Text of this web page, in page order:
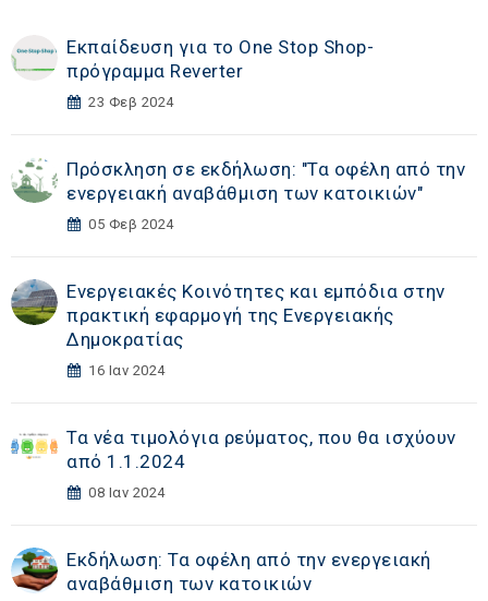
Εκπαίδευση για το One Stop Shop-
πρόγραμμα Reverter
23 Φεβ 2024
Πρόσκληση σε εκδήλωση: "Τα οφέλη από την
ενεργειακή αναβάθμιση των κατοικιών"
05 Φεβ 2024
Ενεργειακές Κοινότητες και εμπόδια στην
πρακτική εφαρμογή της Ενεργειακής
Δημοκρατίας
16 Ιαν 2024
Τα νέα τιμολόγια ρεύματος, που θα ισχύουν
από 1.1.2024
08 Ιαν 2024
Εκδήλωση: Τα οφέλη από την ενεργειακή
αναβάθμιση των κατοικιών